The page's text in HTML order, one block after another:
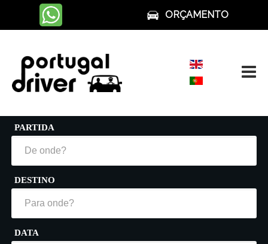
ORÇAMENTO
Carros com Motorista
(+351) 93 739 66 88
PARTIDA
DESTINO
DATA